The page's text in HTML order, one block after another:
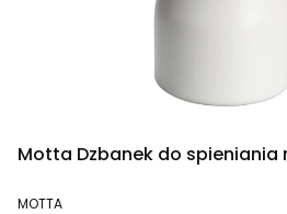
Motta Dzbanek do spieniania
PRODUCENT
MOTTA